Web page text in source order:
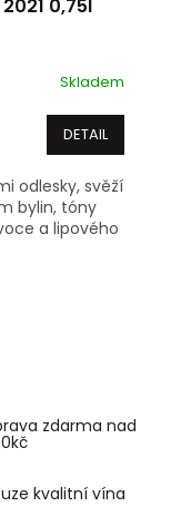
0,75l
Skladem
DETAIL
odlesky, svěží
bylin, tóny
a lipového
zdarma nad
kvalitní vína